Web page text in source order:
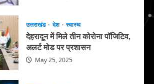
उत्तराखंड देश स्वास्थ
देहरादून में मिले तीन कोरोना पॉजिटिव,
अलर्ट मोड पर प्रशासन
May 25, 2025